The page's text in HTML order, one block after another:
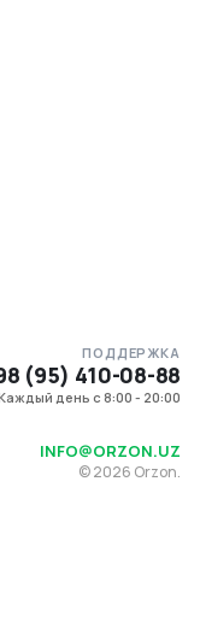
ПОДДЕРЖКА
(95) 410-08-88
день с 8:00 - 20:00
INFO@ORZON.UZ
©2026 Orzon.